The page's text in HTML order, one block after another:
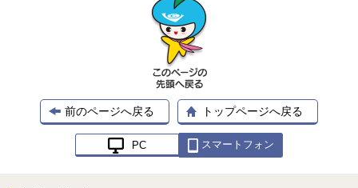
前のページへ戻る トップページへ戻る
PC スマートフォン